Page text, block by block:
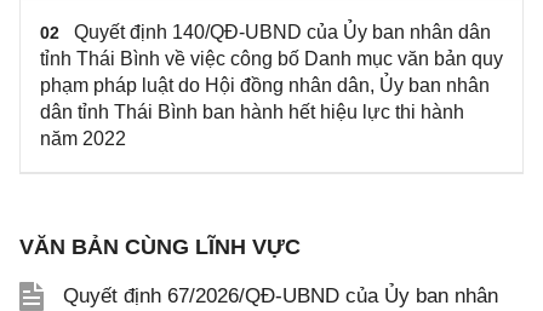
02
Quyết định 140/QĐ-UBND của Ủy ban nhân dân
tỉnh Thái Bình về việc công bố Danh mục văn bản quy
phạm pháp luật do Hội đồng nhân dân, Ủy ban nhân
dân tỉnh Thái Bình ban hành hết hiệu lực thi hành
năm 2022
VĂN BẢN CÙNG LĨNH VỰC
Quyết định 67/2026/QĐ-UBND của Ủy ban nhân